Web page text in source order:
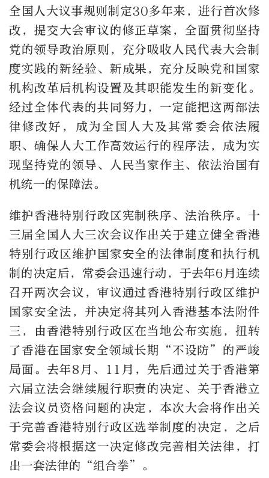
全国人大议事规则制定30多年来，进行首次修
改，提交大会审议的修正草案，全面贯彻坚持
党的领导政治原则，充分吸收人民代表大会制
度实践的新经验、新成果，充分反映党和国家
机构改革后机构设置及其职能发生的新变化。
经过全体代表的共同努力，一定能把这两部法
律修改好，成为全国人大及其常委会依法履
职、确保人大工作高效运行的程序法，成为实
现坚持党的领导、人民当家作主、依法治国有
机统一的保障法。
维护香港特别行政区宪制秩序、法治秩序。十
三届全国人大三次会议作出关于建立健全香港
特别行政区维护国家安全的法律制度和执行机
制的决定后，常委会迅速行动，于去年6月连续
召开两次会议，审议通过香港特别行政区维护
国家安全法，并决定将其列入香港基本法附件
三，由香港特别行政区在当地公布实施，扭转
了香港在国家安全领域长期“不设防”的严峻
局面。去年8月、11月，先后通过关于香港第
六届立法会继续履行职责的决定、关于香港立
法会议员资格问题的决定，本次大会将作出关
于完善香港特别行政区选举制度的决定，之后
常委会将根据这一决定修改完善相关法律，打
出一套法律的“组合拳”。